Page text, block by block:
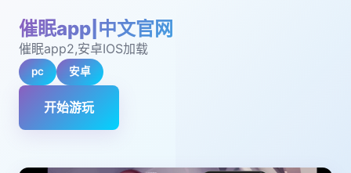
催眠app|中文官网
催眠app2,安卓IOS加载
pc 安卓
开始游玩